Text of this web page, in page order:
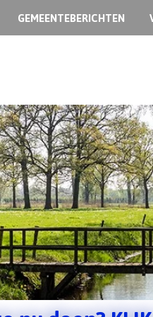
GEMEENTEBERICHTEN